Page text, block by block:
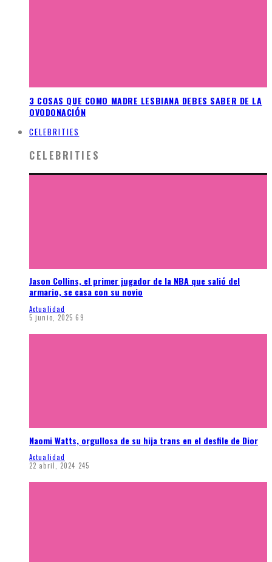
3 COSAS QUE COMO MADRE LESBIANA DEBES SABER DE LA
OVODONACIÓN
CELEBRITIES
CELEBRITIES
Jason Collins, el primer jugador de la NBA que salió del
armario, se casa con su novio
Actualidad
5 junio, 2025 69
Naomi Watts, orgullosa de su hija trans en el desfile de Dior
Actualidad
22 abril, 2024 245